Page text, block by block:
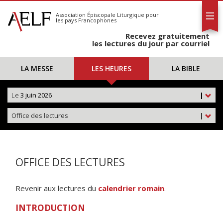
S'abonner
Calendrier
Association Épiscopale Liturgique pour
les pays Francophones
Recevez gratuitement
les lectures du jour par courriel
LA MESSE LES HEURES LA BIBLE
|
Le 3 juin 2026
|
Office des lectures
OFFICE DES LECTURES
Revenir aux lectures du calendrier romain.
INTRODUCTION